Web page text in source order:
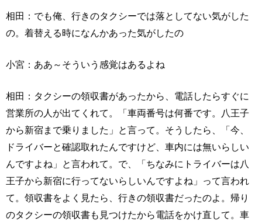
相田：でも俺、行きのタクシーでは落としてない気がした
の。着替える時になんかあった気がしたの
小宮：ああ～そういう感覚はあるよね
相田：タクシーの領収書があったから、電話したらすぐに
営業所の人が出てくれて。「車両番号は何番です。八王子
から新宿まで乗りました」と言って。そうしたら、「今、
ドライバーと確認取れたんですけど、車内には無いらしい
んですよね」と言われて。で、「ちなみにトライバーは八
王子から新宿に行ってないらしいんですよね」って言われ
て。領収書をよく見たら、行きの領収書だったのよ。帰り
のタクシーの領収書も見つけたから電話をかけ直して。車